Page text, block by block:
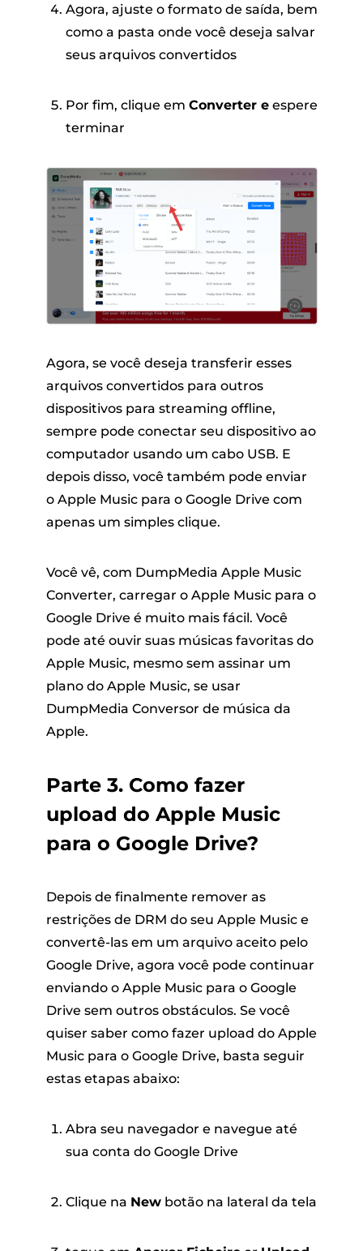
Agora, ajuste o formato de saída, bem
como a pasta onde você deseja salvar
seus arquivos convertidos
Por fim, clique em Converter eespere
terminar
Agora, se você deseja transferir esses
arquivos convertidos para outros
dispositivos para streaming offline,
sempre pode conectar seu dispositivo ao
computador usando um cabo USB. E
depois disso, você também pode enviar
o Apple Music para o Google Drive com
apenas um simples clique.
Você vê, com DumpMedia Apple Music
Converter, carregar o Apple Music para o
Google Drive é muito mais fácil. Você
pode até ouvir suas músicas favoritas do
Apple Music, mesmo sem assinar um
plano do Apple Music, se usar
DumpMedia Conversor de música da
Apple.
Parte 3. Como fazer
upload do Apple Music
para o Google Drive?
Depois de finalmente remover as
restrições de DRM do seu Apple Music e
convertê-las em um arquivo aceito pelo
Google Drive, agora você pode continuar
enviando o Apple Music para o Google
Drive sem outros obstáculos. Se você
quiser saber como fazer upload do Apple
Music para o Google Drive, basta seguir
estas etapas abaixo:
Abra seu navegador e navegue até
sua conta do Google Drive
Clique na Newbotão na lateral da tela